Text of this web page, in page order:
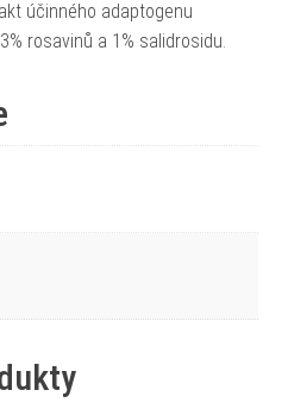
účinného adaptogenu
rosavinů a 1% salidrosidu.